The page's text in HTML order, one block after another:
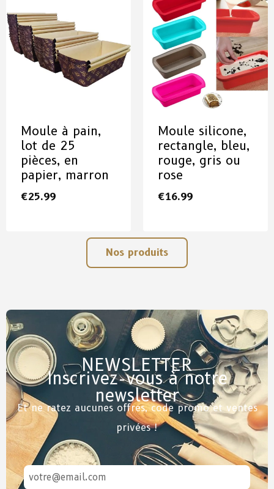
Moule à pain,
lot de 25
pièces, en
papier, marron
€25.99
Moule silicone,
rectangle, bleu,
rouge, gris ou
rose
€16.99
Nos produits
NEWSLETTER
Inscrivez-vous à notre
newsletter
Et ne ratez aucunes offres, code promo et ventes
privées !